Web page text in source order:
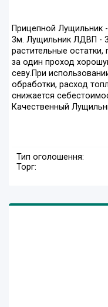
Прицепной Лущильник
3м. Лущильник ЛДВП -
растительные
за один проход
севу.При
обработки, расход
снижается
Качественный
Тип оголошення:
Торг: